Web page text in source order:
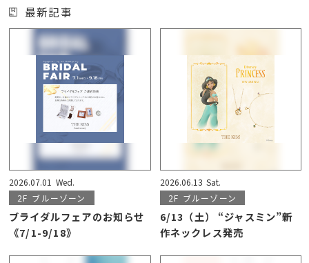
最新記事
2026.07.01 Wed.
2F ブルーゾーン
ブライダルフェアのお知らせ
《7/1-9/18》
2026.06.13 Sat.
2F ブルーゾーン
6/13（土） “ジャスミン”新
作ネックレス発売